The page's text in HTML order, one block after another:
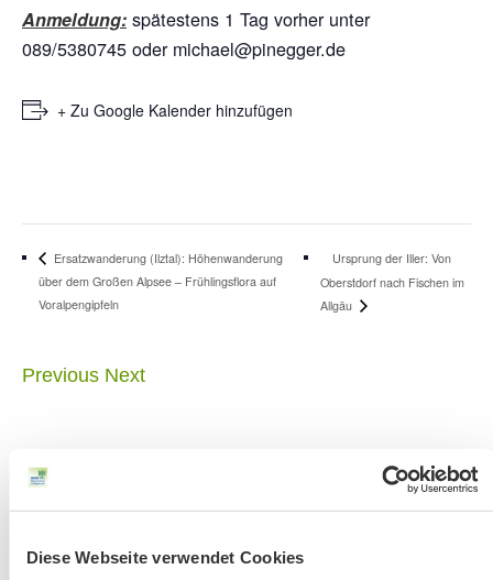
Diese Webseite verwendet Cookies
Anmeldung: spätestens 1 Tag vorher unter
089/5380745 oder michael@pinegger.de
+ Zu Google Kalender hinzufügen
Ersatzwanderung (Ilztal): Höhenwanderung
über dem Großen Alpsee – Frühlingsflora auf
Voralpengipfeln
Ursprung der Iller: Von
Oberstdorf nach Fischen im
Allgäu
Previous Next